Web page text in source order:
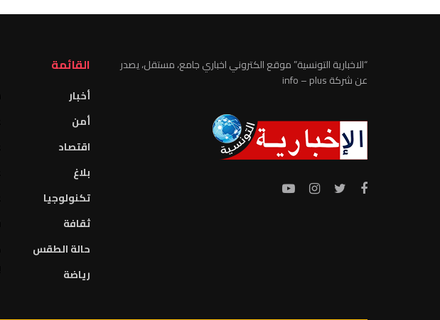
“الاخبارية التونسية” موقع الكتروني اخباري جامع، مستقل، يصدر
عن شركة info – plus
القائمة
أخبار
أمن
اقتصاد
بلاغ
تكنولوجيا
ثقافة
حالة الطقس
رياضة